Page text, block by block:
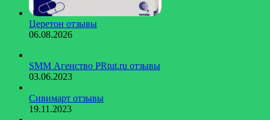
Церетон отзывы
06.08.2026
SMM Агенство PRtut.ru отзывы
03.06.2023
Сивимарт отзывы
19.11.2023